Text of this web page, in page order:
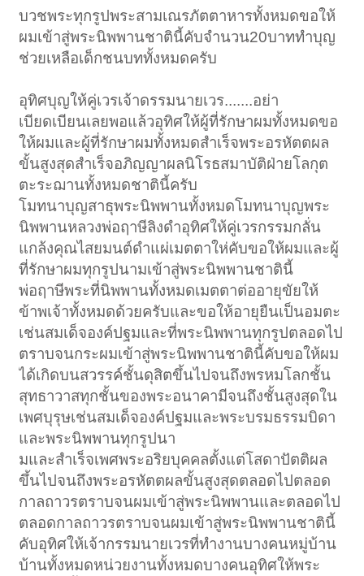
บวชพระทุกรูปพระสามเณรภัตตาหารทั้งหมดขอให้
ผมเข้าสู่พระนิพพานชาตินี้คับจำนวน20บาททำบุญ
ช่วยเหลือเด็กชนบททั้งหมดครับ
อุทิศบุญให้คู่เวรเจ้าดรรมนายเวร.......อย่า
เบียดเบียนเลยพอแล้วอุทิศให้ผู้ที่รักษาผมทั้งหมดขอ
ให้ผมและผู้ที่รักษาผมทั้งหมดสำเร็จพระอรหัตตผล
ขั้นสูงสุดสำเร็จอภิญญาผลนิโรธสมาบัติฝ่ายโลกุต
ตะระฌานทั้งหมดชาตินี้ครับ
โมทนาบุญสาธุพระนิพพานทั้งหมดโมทนาบุญพระ
นิพพานหลวงพ่อฤาษีลิงดำอุทิศให้คู่เวรกรรมกลั่น
แกล้งคุณไสยมนต์ดำแผ่เมตตาให่คับขอให้ผมและผู้
ที่รักษาผมทุกรูปนามเข้าสู่พระนิพพานชาตินี้
พ่อฤาษีพระที่นิพพานทั้งหมดเมตตาต่ออายุขัยให้
ข้าพเจ้าทั้งหมดด้วยครับและขอให้อายุยืนเป็นอมตะ
เช่นสมเด็จองค์ปฐมและที่พระนิพพานทุกรูปตลอดไป
ตราบจนกระผมเข้าสู่พระนิพพานชาตินี้คับขอให้ผม
ได้เกิดบนสวรรค์ชั้นดุสิตขึ้นไปจนถึงพรหมโลกชั้น
สุทธาวาสทุกชั้นของพระอนาคามีจนถึงชั้นสูงสุดใน
เพศบุรุษเช่นสมเด็จองค์ปฐมและพระบรมธรรมบิดา
และพระนิพพานทุกรูปนา
มและสำเร็จเพศพระอริยบุคคลตั้งแต่โสดาปัตติผล
ขึ้นไปจนถึงพระอรหัตตผลขั้นสูงสุดตลอดไปตลอด
กาลถาวรตราบจนผมเข้าสู่พระนิพพานและตลอดไป
ตลอดกาลถาวรตราบจนผมเข้าสู่พระนิพพานชาตินี้
คับอุทิศให้เจ้ากรรมนายเวรที่ทำงานบางคนหมู่บ้าน
บ้านทั้งหมดหน่วยงานทั้งหมดบางคนอุทิศให้พระ